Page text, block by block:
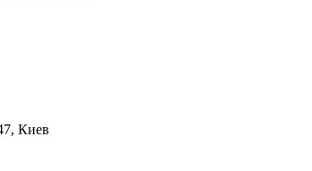
Киев